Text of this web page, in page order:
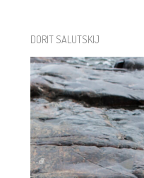
DORIT SALUTSKIJ